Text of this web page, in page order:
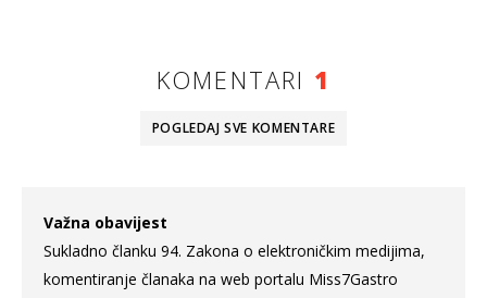
KOMENTARI 1
POGLEDAJ SVE KOMENTARE
Važna obavijest
Sukladno članku 94. Zakona o elektroničkim medijima,
komentiranje članaka na web portalu Miss7Gastro